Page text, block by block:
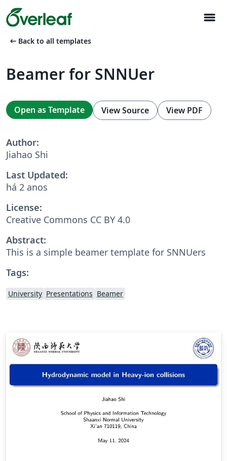
menu
arrow_left_alt Back to all templates
Beamer for SNNUer
Open as Template View Source View PDF
Author:
Jiahao Shi
Last Updated:
há 2 anos
License:
Creative Commons CC BY 4.0
Abstract:
This is a simple beamer template for SNNUers
Tags:
University Presentations Beamer